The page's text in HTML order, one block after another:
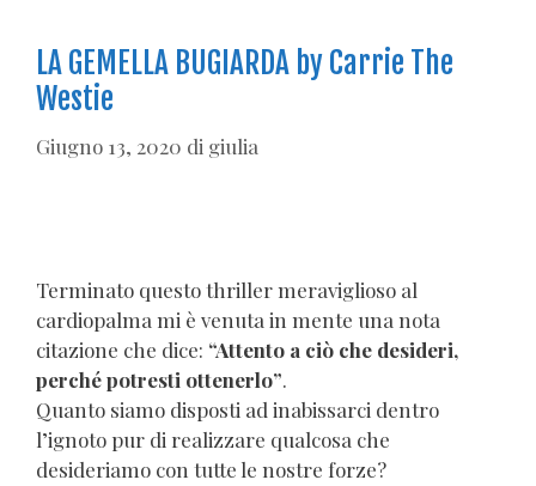
LA GEMELLA BUGIARDA by Carrie The
Westie
Giugno 13, 2020 di giulia
Terminato questo thriller meraviglioso al
cardiopalma mi è venuta in mente una nota
citazione che dice: “Attento a ciò che desideri,
perché potresti ottenerlo”.
Quanto siamo disposti ad inabissarci dentro
l’ignoto pur di realizzare qualcosa che
desideriamo con tutte le nostre forze?